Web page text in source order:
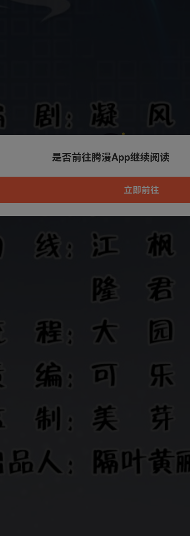
本章节仅支持App阅读，可打开App新用
户7天免费看
是否前往腾漫App继续阅读
立即前往